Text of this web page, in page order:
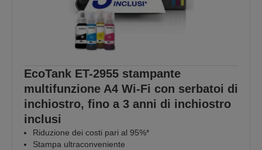
EcoTank ET-2955 stampante
multifunzione A4 Wi-Fi con serbatoi di
inchiostro, fino a 3 anni di inchiostro
inclusi
Riduzione dei costi pari al 95%*
Stampa ultraconveniente